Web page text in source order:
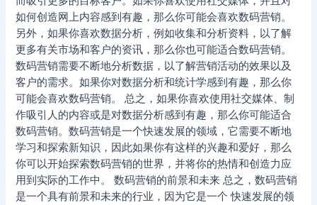
如何创造网上内容感到有趣，那么你可能会喜欢数码营销。
另外，如果你喜欢数据分析，例如收集和分析资料，以了解
更多有关市场和客户的资讯，那么你也可能适合数码营销。
数码营销需要不断地分析数据，以了解营销活动的效果以及
客户的需求。如果你对数据分析和统计学感到有趣，那么你
可能会喜欢数码营销。 总之，如果你喜欢使用社交媒体、制
作吸引人的内容或是对数据分析感到有趣，那么你可能适合
数码营销。数码营销是一个快速发展的领域，它需要不断地
学习和探索新知识，因此如果你有这样的兴趣和爱好，那么
你可以开始探索数码营销的世界，并将你的热情和创造力应
用到实际的工作中。 数码营销的前景和未来 总之，数码营销
是一个具有前景和未来的行业，因为它是一个 快速发展的领